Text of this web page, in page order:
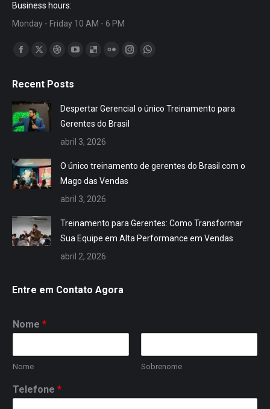
Business hours:
Monday - Friday 10 AM - 6 PM
Encontre-nos em:
Facebook
opens
in
new
opens
in
new
Dribbble
opens
in
newnew
Delicious
new
Flickr
new
Instagram
in
Whatsapp
in
Recent Posts
Despertar Gerencial o único Treinamento para
Gerentes do Brasil
abril 3, 2026
O único treinamento de gerentes do Brasil com o
Mago das Vendas
abril 3, 2026
Treinamento para Gerentes: Como Transformar
Sua Equipe em Alta Performance em Vendas
abril 2, 2026
Entre em Contato Agora
Nome *
Nome Sobrenome
Telefone *